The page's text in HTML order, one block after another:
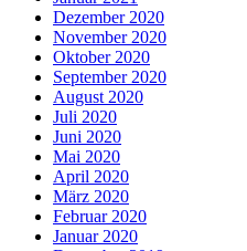
Dezember 2020
November 2020
Oktober 2020
September 2020
August 2020
Juli 2020
Juni 2020
Mai 2020
April 2020
März 2020
Februar 2020
Januar 2020